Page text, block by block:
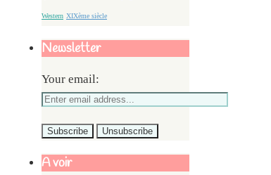
Western XIXème siècle
Newsletter
Your email:
A voir